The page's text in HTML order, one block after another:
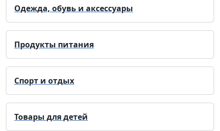
Одежда, обувь и аксессуары
Продукты питания
Спорт и отдых
Товары для детей